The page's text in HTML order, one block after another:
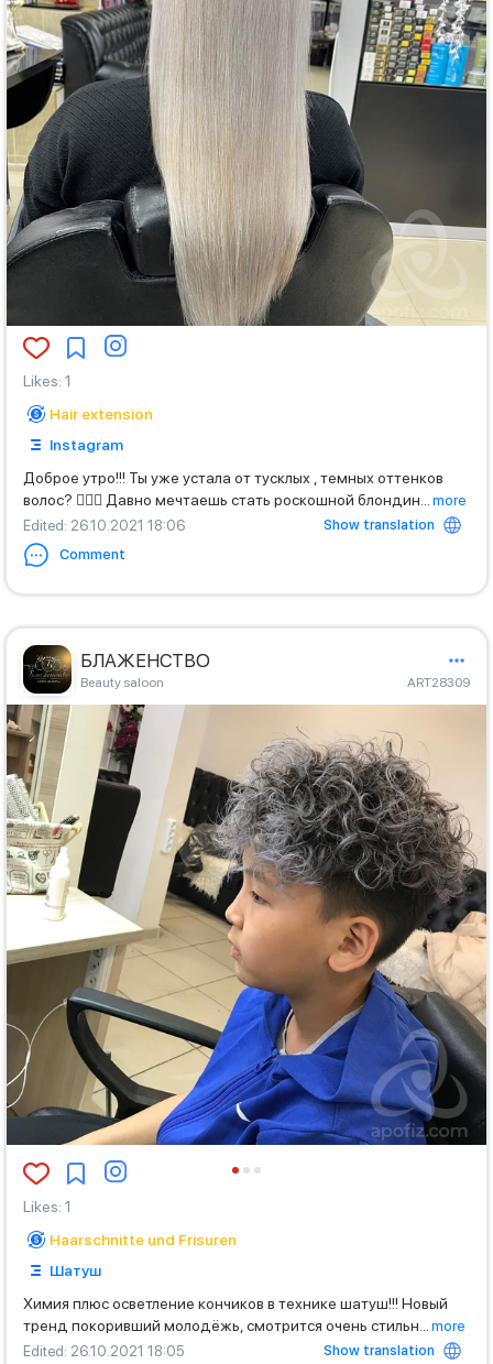
Likes: 1
Hair extension
Instagram
Доброе утро!!! Ты уже устала от тусклых , темных оттенков
волос? 🙇🏼‍♀️ Давно мечтаешь стать роскошной блондин
more
Edited: 26.10.2021 18:06
Show translation
Comment
БЛАЖЕНСТВО
Beauty saloon ART28309
Likes: 1
Haarschnitte und Frisuren
Шатуш
Химия плюс осветление кончиков в технике шатуш!!! Новый
тренд покоривший молодёжь, смотрится очень стильн
more
Edited: 26.10.2021 18:05
Show translation